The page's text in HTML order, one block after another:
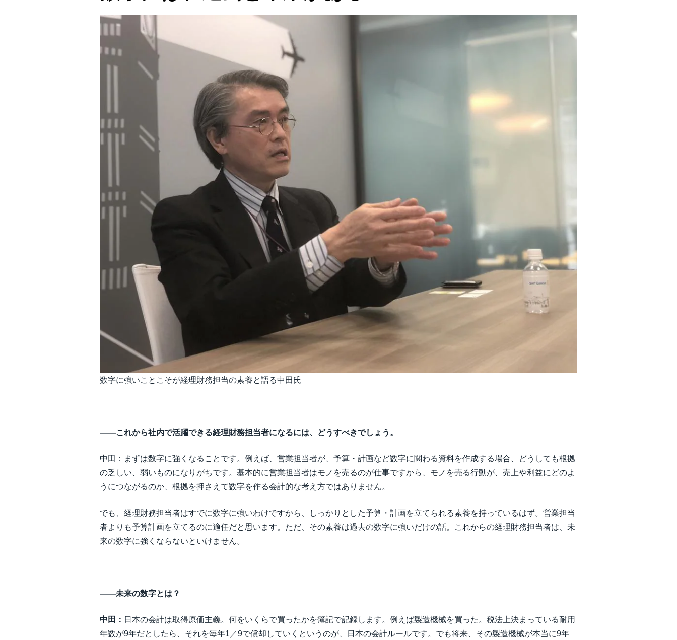
数字に強いことこそが経理財務担当の素養と語る中田氏
――これから社内で活躍できる経理財務担当者になるには、どうすべきでしょう。
中田：まずは数字に強くなることです。例えば、営業担当者が、予算・計画など数字に関わる資料を作成する場合、どうしても根拠
の乏しい、弱いものになりがちです。基本的に営業担当者はモノを売るのが仕事ですから、モノを売る行動が、売上や利益にどのよ
うにつながるのか、根拠を押さえて数字を作る会計的な考え方ではありません。
でも、経理財務担当者はすでに数字に強いわけですから、しっかりとした予算・計画を立てられる素養を持っているはず。営業担当
者よりも予算計画を立てるのに適任だと思います。ただ、その素養は過去の数字に強いだけの話。これからの経理財務担当者は、未
来の数字に強くならないといけません。
――未来の数字とは？
中田： 日本の会計は取得原価主義。何をいくらで買ったかを簿記で記録します。例えば製造機械を買った。税法上決まっている耐用
年数が9年だとしたら、それを毎年1／9で償却していくというのが、日本の会計ルールです。でも将来、その製造機械が本当に9年